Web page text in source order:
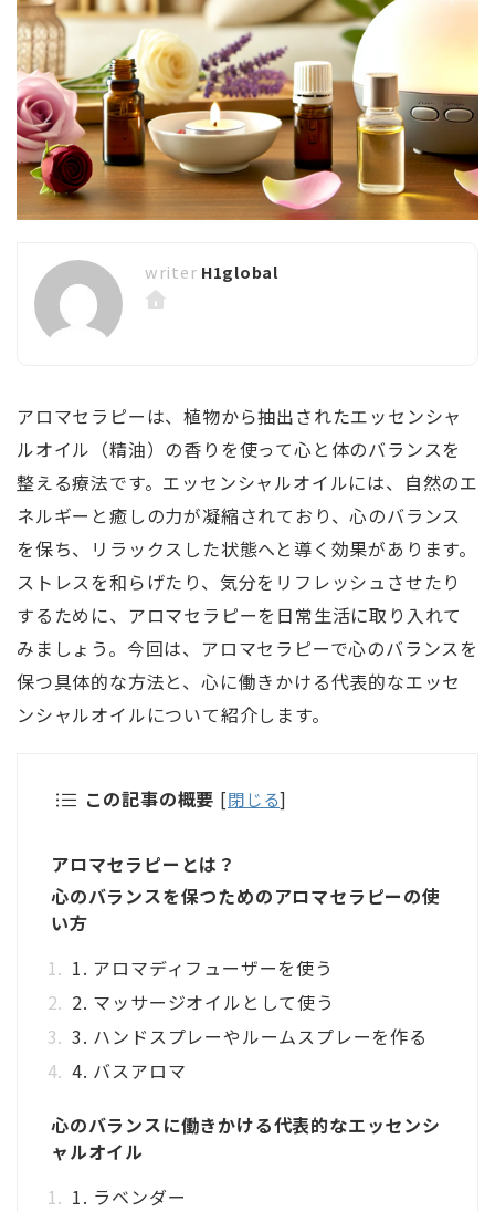
H1global
アロマセラピーは、植物から抽出されたエッセンシャ
ルオイル（精油）の香りを使って心と体のバランスを
整える療法です。エッセンシャルオイルには、自然のエ
ネルギーと癒しの力が凝縮されており、心のバランス
を保ち、リラックスした状態へと導く効果があります。
ストレスを和らげたり、気分をリフレッシュさせたり
するために、アロマセラピーを日常生活に取り入れて
みましょう。今回は、アロマセラピーで心のバランスを
保つ具体的な方法と、心に働きかける代表的なエッセ
ンシャルオイルについて紹介します。
この記事の概要 [閉じる]
アロマセラピーとは？
心のバランスを保つためのアロマセラピーの使
い方
1. アロマディフューザーを使う
2. マッサージオイルとして使う
3. ハンドスプレーやルームスプレーを作る
4. バスアロマ
心のバランスに働きかける代表的なエッセンシ
ャルオイル
1. ラベンダー